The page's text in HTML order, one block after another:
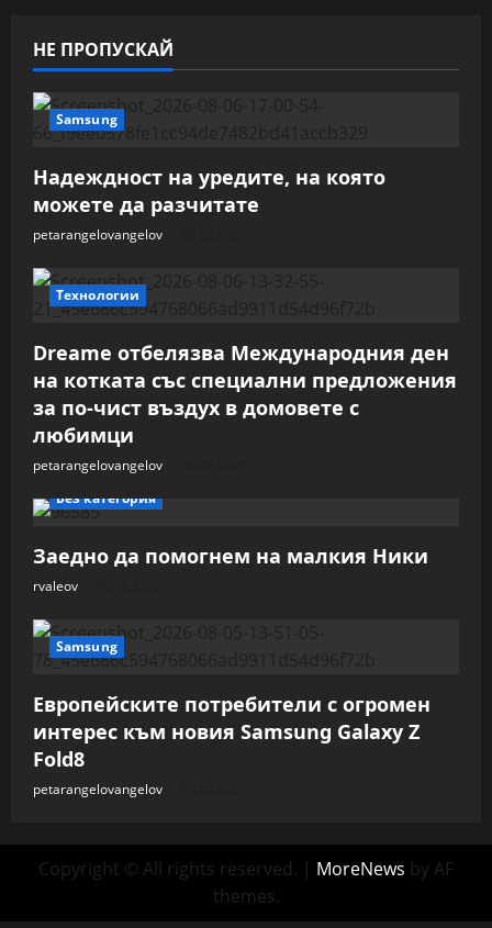
НЕ ПРОПУСКАЙ
Samsung
Надеждност на уредите, на която
можете да разчитате
petarangelovangelov
Технологии
Dreame отбелязва Международния ден
на котката със специални предложения
за по-чист въздух в домовете с
любимци
petarangelovangelov
Без категория
Заедно да помогнем на малкия Ники
rvaleov
Samsung
Европейските потребители с огромен
интерес към новия Samsung Galaxy Z
Fold8
petarangelovangelov
Copyright © All rights reserved. | MoreNews by AF
themes.